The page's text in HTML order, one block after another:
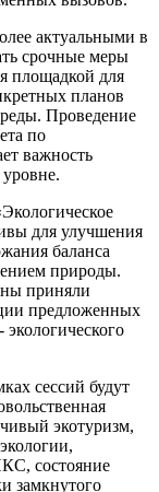
актуальными в
срочные меры
площадкой для
планов
Проведение
по
важность
для улучшения
баланса
природы.
приняли
предложенных
сессий будут
экотуризм,
состояние
замкнутого